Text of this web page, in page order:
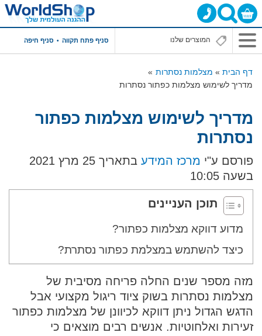
סניף פתח תקווה סניף חיפה
דף הבית
מצלמות נסתרות
מדריך לשימוש מצלמות כפתור נסתרות
מדריך לשימוש מצלמות כפתור
נסתרות
פורסם ע"י מרכז המידע
בתאריך 25 מרץ 2021
בשעה 10:05
תוכן העניינים
מדוע דווקא מצלמות כפתור?
כיצד להשתמש במצלמת כפתור נסתרת?
מזה מספר שנים החלה פריחה מסיבית של
מצלמות נסתרות בשוק ציוד ריגול מקצועי אבל
הדגש הגדול ניתן דווקא לכיוונן של מצלמות כפתור
זעירות ואלחוטיות. אנשים רבים מוצאים כי